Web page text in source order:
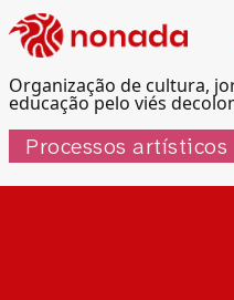
Organização de cultura,
educação pelo viés
Processos artísticos